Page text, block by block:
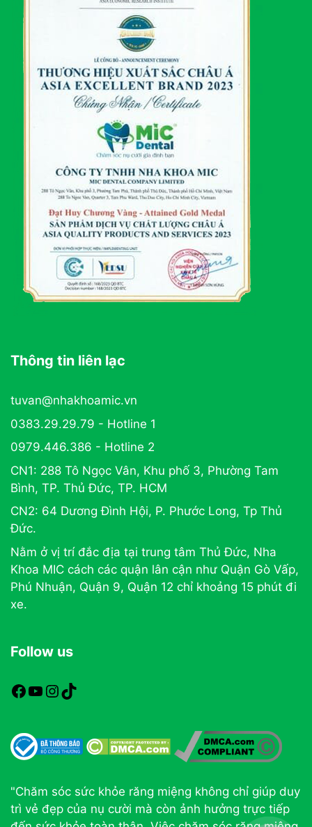
Thông tin liên lạc
tuvan@nhakhoamic.vn
0383.29.29.79 - Hotline 1
0979.446.386 - Hotline 2
CN1: 288 Tô Ngọc Vân, Khu phố 3, Phường Tam
Bình, TP. Thủ Đức, TP. HCM
CN2: 64 Dương Đình Hội, P. Phước Long, Tp Thủ
Đức.
Nằm ở vị trí đắc địa tại trung tâm Thủ Đức, Nha
Khoa MIC cách các quận lân cận như Quận Gò Vấp,
Phú Nhuận, Quận 9, Quận 12 chỉ khoảng 15 phút đi
xe.
Follow us
https://www.facebook.com/nhakhoamic
https://www.youtube.com
https://www.instagram.com
"Chăm sóc sức khỏe răng miệng không chỉ giúp duy
trì vẻ đẹp của nụ cười mà còn ảnh hưởng trực tiếp